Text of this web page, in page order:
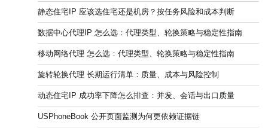
静态住宅IP 应该选住宅还是机房？按任务风险和成本判断
数据中心代理IP 怎么选：代理类型、轮换策略与稳定性指南
移动网络代理 怎么选：代理类型、轮换策略与稳定性指南
旋转轮换代理 长期运行清单：质量、成本与风险控制
动态住宅IP 成功率下降怎么排查：并发、会话与出口质量
USPhoneBook 公开页面监测为何更依赖证据链